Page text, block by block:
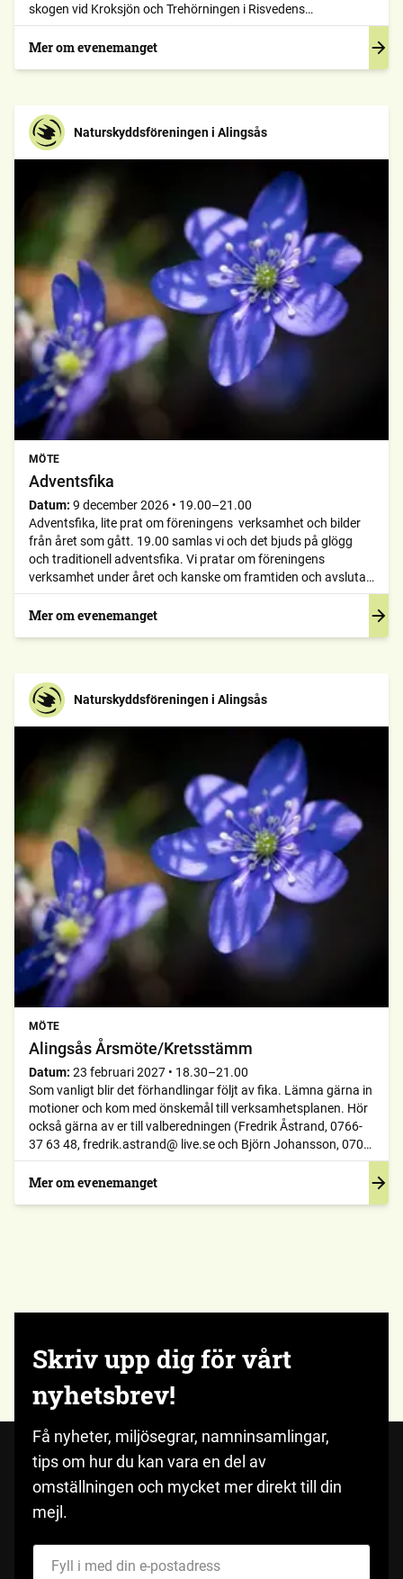
skogen vid Kroksjön och Trehörningen i Risvedens
skogsreservat. Ta på bra skor/stövlar och ta med fika såklart.
Ansvarig: Mats Andersson 0706-188123
Mer om evenemanget
Naturskyddsföreningen i Alingsås
MÖTE
Adventsfika
Datum: 9 december 2026 • 19.00–21.00
Adventsfika, lite prat om föreningens verksamhet och bilder
från året som gått. 19.00 samlas vi och det bjuds på glögg
och traditionell adventsfika. Vi pratar om föreningens
verksamhet under året och kanske om framtiden och avslutar
med bilder från 2026. Plats meddelas senare. Ha koll på
hemsidan och Facebook. Ansvarig: Mats Andersson, 0706-18
Mer om evenemanget
Naturskyddsföreningen i Alingsås
MÖTE
Alingsås Årsmöte/Kretsstämm
Datum: 23 februari 2027 • 18.30–21.00
Som vanligt blir det förhandlingar följt av fika. Lämna gärna in
motioner och kom med önskemål till verksamhetsplanen. Hör
också gärna av er till valberedningen (Fredrik Åstrand, 0766-
37 63 48, fredrik.astrand@ live.se och Björn Johansson, 0702-
39 41 53 om ni själva vill delta i föreningsarbetet eller har
förslag på personer som bör bli förtroendevalda. Vi har också
Mer om evenemanget
Skriv upp dig för vårt
nyhetsbrev!
Få nyheter, miljösegrar, namninsamlingar,
tips om hur du kan vara en del av
omställningen och mycket mer direkt till din
mejl.